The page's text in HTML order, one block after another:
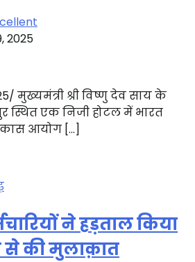
2025
मुख्यमंत्री श्री विष्णु देव साय के
स्थित एक निजी होटल में भारत
आयोग […]
ने हड़ताल किया
से की मुलाक़ात